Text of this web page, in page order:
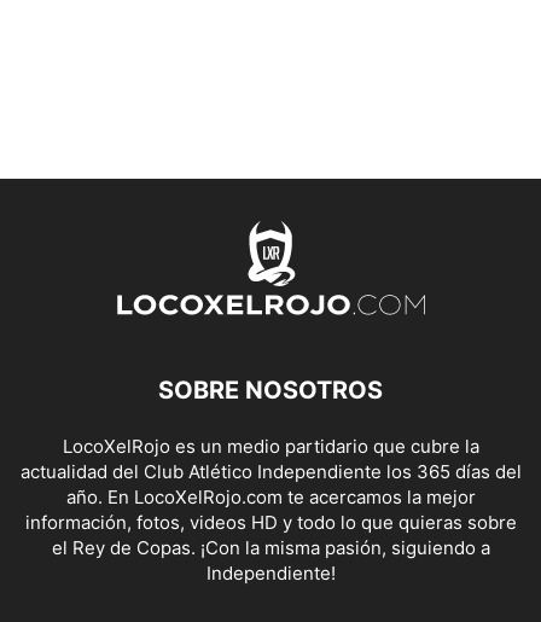
SOBRE NOSOTROS
LocoXelRojo es un medio partidario que cubre la
actualidad del Club Atlético Independiente los 365 días del
año. En LocoXelRojo.com te acercamos la mejor
información, fotos, videos HD y todo lo que quieras sobre
el Rey de Copas. ¡Con la misma pasión, siguiendo a
Independiente!